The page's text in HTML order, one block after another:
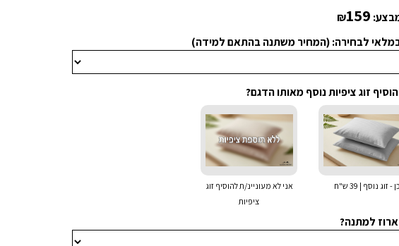
₪159
לבחירה: (המחיר משתנה בהתאם למידה)
זוג ציפיות נוסף מאותו הדגם?
כן - זוג נוסף | 39 ש"ח
אני לא מעוניינ/ת להוסיף זוג
ציפיות
למתנה?